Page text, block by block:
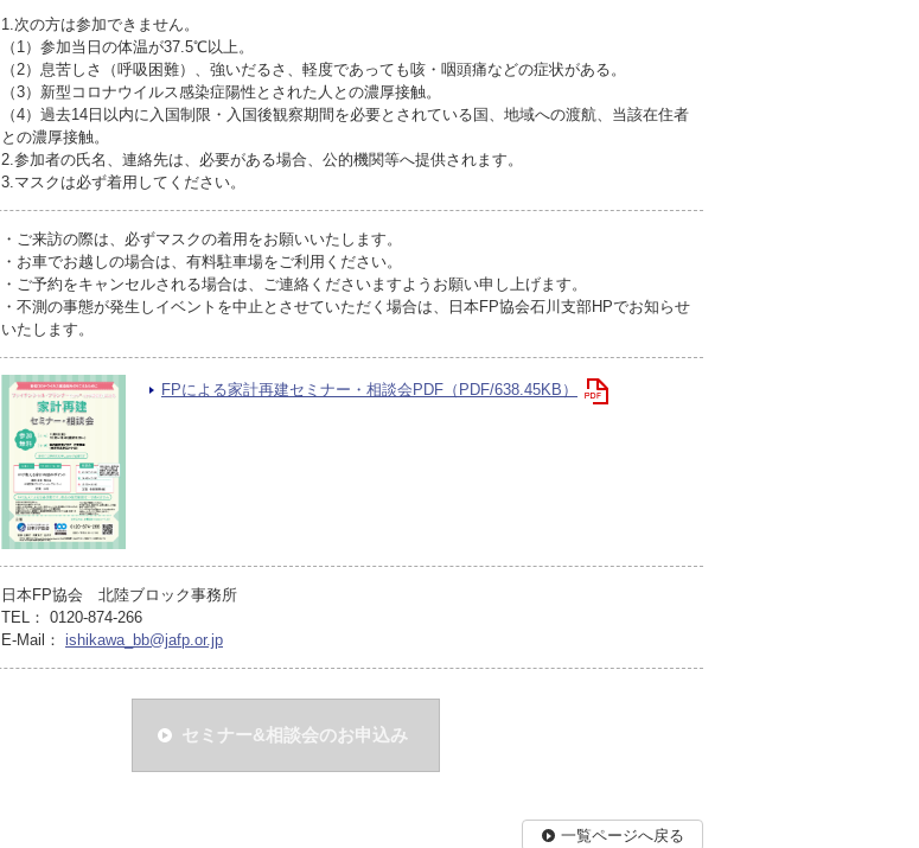
1.次の方は参加できません。
（1）参加当日の体温が37.5℃以上。
（2）息苦しさ（呼吸困難）、強いだるさ、軽度であっても咳・咽頭痛などの症状がある。
（3）新型コロナウイルス感染症陽性とされた人との濃厚接触。
（4）過去14日以内に入国制限・入国後観察期間を必要とされている国、地域への渡航、当該在住者
との濃厚接触。
2.参加者の氏名、連絡先は、必要がある場合、公的機関等へ提供されます。
3.マスクは必ず着用してください。
・ご来訪の際は、必ずマスクの着用をお願いいたします。
・お車でお越しの場合は、有料駐車場をご利用ください。
・ご予約をキャンセルされる場合は、ご連絡くださいますようお願い申し上げます。
・不測の事態が発生しイベントを中止とさせていただく場合は、日本FP協会石川支部HPでお知らせ
いたします。
FPによる家計再建セミナー・相談会PDF（PDF/638.45KB）
日本FP協会 北陸ブロック事務所
TEL： 0120-874-266
E-Mail： ishikawa_bb@jafp.or.jp
セミナー&相談会のお申込み
一覧ページへ戻る